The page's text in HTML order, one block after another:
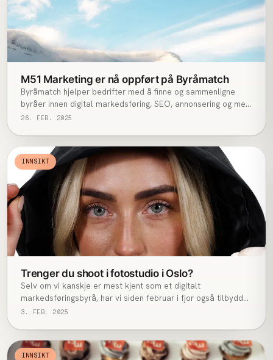
M51 Marketing er nå oppført på Byråmatch
Byråmatch hjelper bedrifter med å finne og sammenligne
byråer innen digital markedsføring, SEO, annonsering og mer.
Plattformen gjør det enkelt å velge riktig samarbeidspartner
26. FEB. 2025
INNSIKT
Trenger du shoot i fotostudio i Oslo?
Selv om vi kanskje er mest kjent som et digitalt
markedsføringsbyrå, har vi siden februar i fjor også tilbydd
fullverdige studioshoots for merkevarer. Vi har et fleksibelt
3. FEB. 2025
INNSIKT